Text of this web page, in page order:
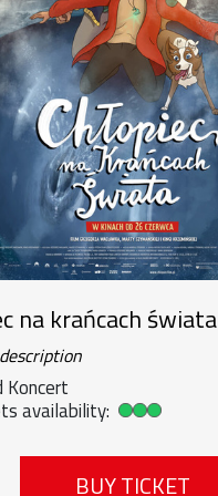
na krańcach świata
Koncert
availability:
availability
BUY TICKET